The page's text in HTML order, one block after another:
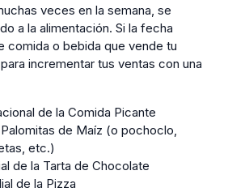
veces en la semana, se
a la alimentación. Si la fecha
comida o bebida que vende tu
incrementar tus ventas con una
de la Comida Picante
Palomitas de Maíz (o pochoclo,
etc.)
de la Tarta de Chocolate
de la Pizza